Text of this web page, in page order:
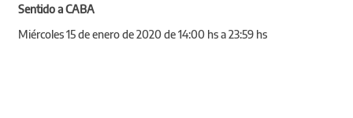
Sentido a CABA
Miércoles 15 de enero de 2020 de 14:00 hs a 23:59 hs